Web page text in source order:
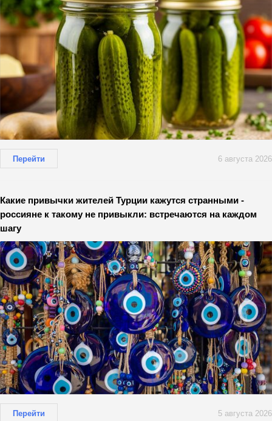
Перейти 6 августа 2026
Какие привычки жителей Турции кажутся странными -
россияне к такому не привыкли: встречаются на каждом
шагу
Перейти 5 августа 2026